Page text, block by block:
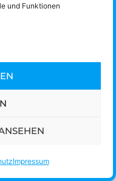
und Funktionen
Impressum
Impressum